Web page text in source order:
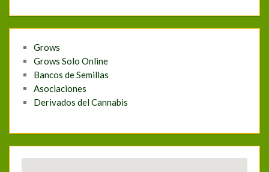
Grows
Grows Solo Online
Bancos de Semillas
Asociaciones
Derivados del Cannabis